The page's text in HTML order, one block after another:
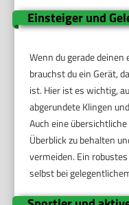
Einsteiger und
Wenn du gerade
brauchst du ein Gerät,
ist. Hier ist es wichtig,
abgerundete Klingen
Auch eine
Überblick zu behalten
vermeiden. Ein
selbst bei